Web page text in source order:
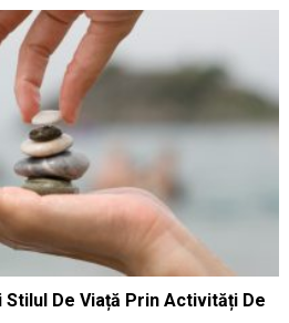
Stilul De Viață Prin Activități De